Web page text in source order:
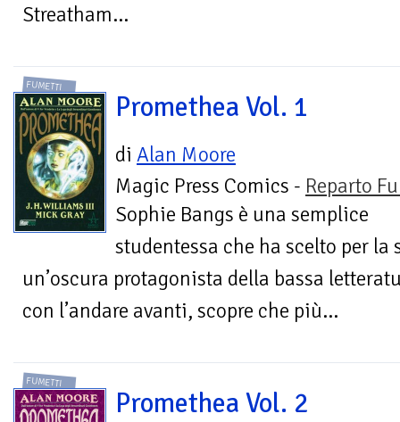
Streatham...
FUMETTI
Promethea Vol. 1
di Alan Moore
Magic Press Comics - Reparto
Sophie Bangs è una semplice
studentessa che ha scelto per
un’oscura protagonista della bassa
con l’andare avanti, scopre che più...
FUMETTI
Promethea Vol. 2